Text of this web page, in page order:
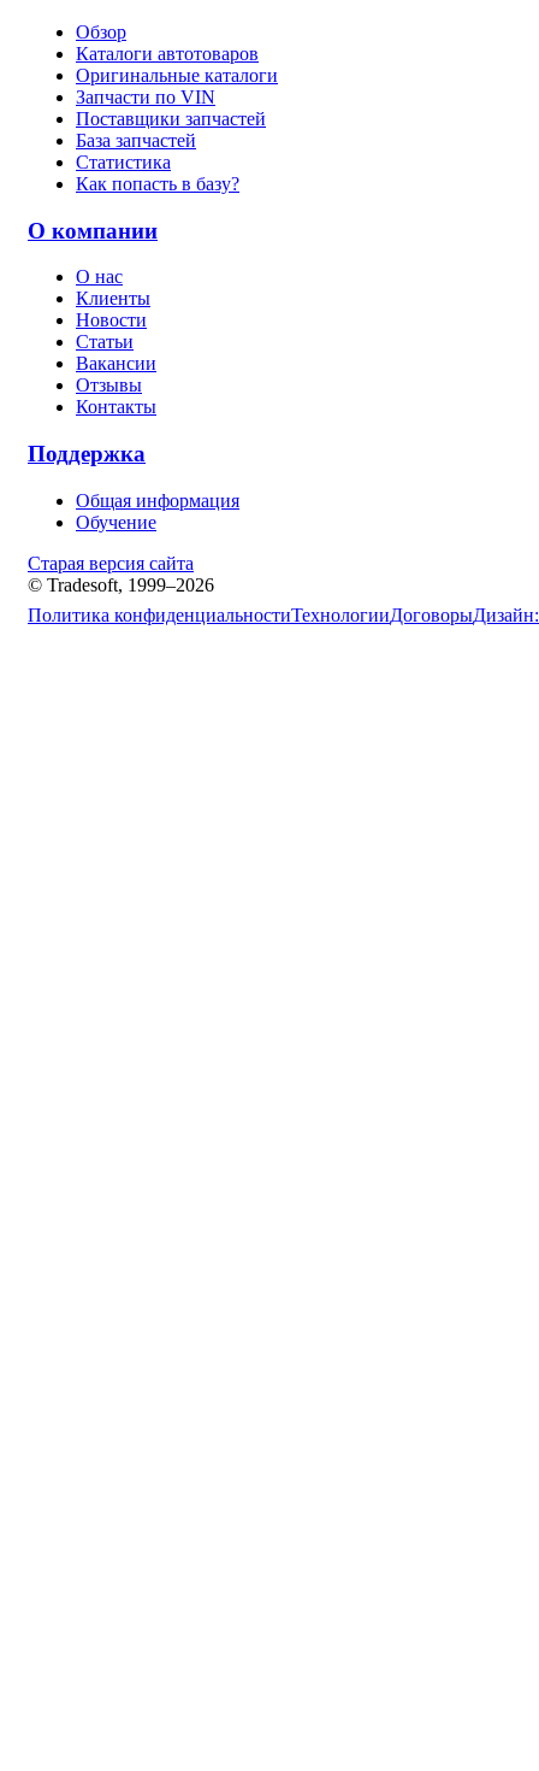
Обзор
Каталоги автотоваров
Оригинальные каталоги
Запчасти по VIN
Поставщики запчастей
База запчастей
Статистика
Как попасть в базу?
О компании
О нас
Клиенты
Новости
Статьи
Вакансии
Отзывы
Контакты
Поддержка
Общая информация
Обучение
Старая версия сайта
© Tradesoft, 1999–2026
Политика конфиденциальностиТехнологииДоговорыДизайн: